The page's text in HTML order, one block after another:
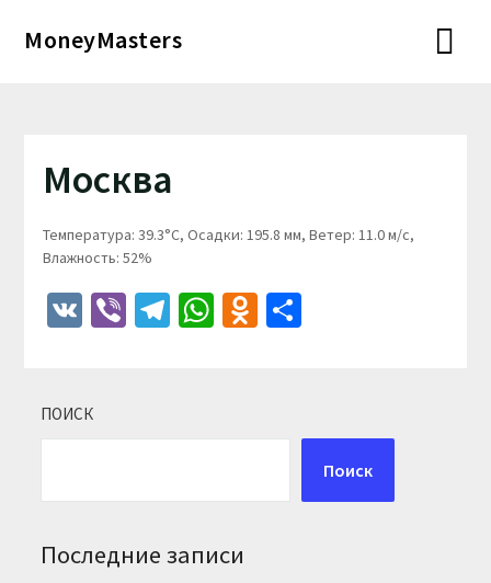
MoneyMasters
Москва
Температура: 39.3°C, Осадки: 195.8 мм, Ветер: 11.0 м/с,
Влажность: 52%
VKViberTelegram
WhatsApp
Odnoklassniki
Отправить
ПОИСК
Поиск
Последние записи